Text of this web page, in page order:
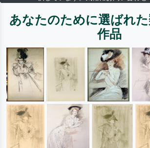
あなたのために選ばれ
作品